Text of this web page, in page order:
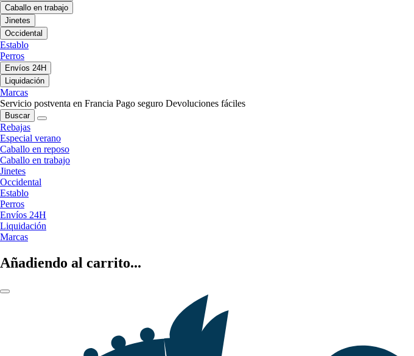
Caballo en trabajo
Jinetes
Occidental
Establo
Perros
Envíos 24H
Liquidación
Marcas
Servicio postventa en Francia Pago seguro Devoluciones fáciles
Buscar
Rebajas
Especial verano
Caballo en reposo
Caballo en trabajo
Jinetes
Occidental
Establo
Perros
Envíos 24H
Liquidación
Marcas
Añadiendo al carrito...